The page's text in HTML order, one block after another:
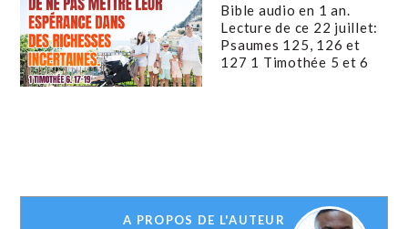
Bible audio en 1 an.
Lecture de ce 22 juillet:
Psaumes 125, 126 et
127 1 Timothée 5 et 6
A PROPOS DE L'AUTEUR